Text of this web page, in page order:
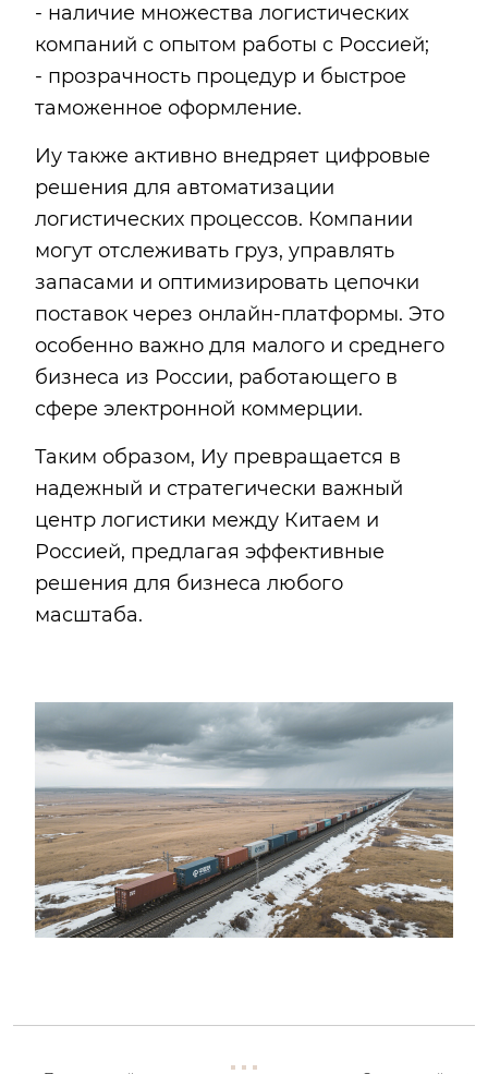
- наличие множества логистических
компаний с опытом работы с Россией;
- прозрачность процедур и быстрое
таможенное оформление.
Иу также активно внедряет цифровые
решения для автоматизации
логистических процессов. Компании
могут отслеживать груз, управлять
запасами и оптимизировать цепочки
поставок через онлайн-платформы. Это
особенно важно для малого и среднего
бизнеса из России, работающего в
сфере электронной коммерции.
Таким образом, Иу превращается в
надежный и стратегически важный
центр логистики между Китаем и
Россией, предлагая эффективные
решения для бизнеса любого
масштаба.